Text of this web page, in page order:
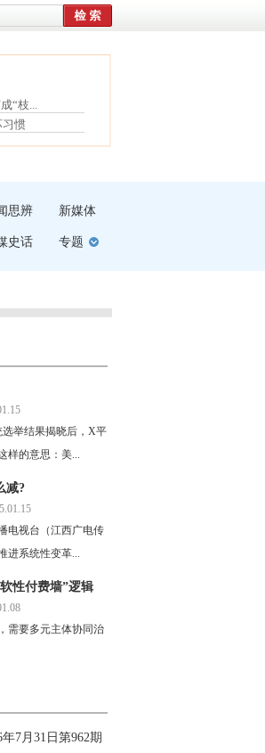
出血
“枝...
习惯
敷
思辨 新媒体
史话 专题
举结果揭晓后，X平
样的意思：美...
减?
视台（江西广电传
进系统性变革...
性付费墙”逻辑
需要多元主体协同治
7月31日第962期